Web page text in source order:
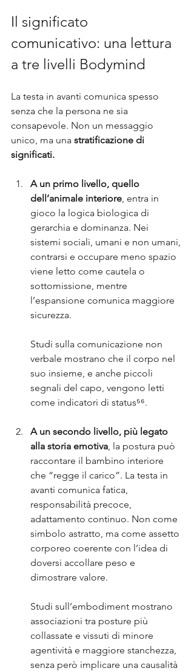
Il significato
comunicativo: una lettura
a tre livelli Bodymind
La testa in avanti comunica spesso
senza che la persona ne sia
consapevole. Non un messaggio
unico, ma una stratificazione di
significati.
A un primo livello, quello
dell’animale interiore, entra in
gioco la logica biologica di
gerarchia e dominanza. Nei
sistemi sociali, umani e non umani,
contrarsi e occupare meno spazio
viene letto come cautela o
sottomissione, mentre
l’espansione comunica maggiore
sicurezza.
Studi sulla comunicazione non
verbale mostrano che il corpo nel
suo insieme, e anche piccoli
segnali del capo, vengono letti
come indicatori di status⁵⁶.
A un secondo livello, più legato
alla storia emotiva, la postura può
raccontare il bambino interiore
che “regge il carico”. La testa in
avanti comunica fatica,
responsabilità precoce,
adattamento continuo. Non come
simbolo astratto, ma come assetto
corporeo coerente con l’idea di
doversi accollare peso e
dimostrare valore.
Studi sull’embodiment mostrano
associazioni tra posture più
collassate e vissuti di minore
agentività e maggiore stanchezza,
senza però implicare una causalità